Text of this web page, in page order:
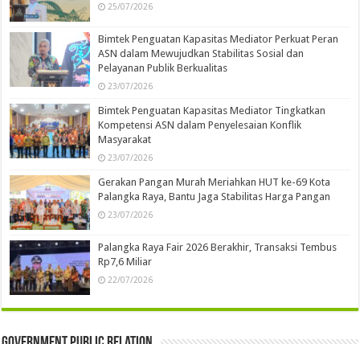
25/07/2026
Bimtek Penguatan Kapasitas Mediator Perkuat Peran
ASN dalam Mewujudkan Stabilitas Sosial dan
Pelayanan Publik Berkualitas
23/07/2026
Bimtek Penguatan Kapasitas Mediator Tingkatkan
Kompetensi ASN dalam Penyelesaian Konflik
Masyarakat
23/07/2026
Gerakan Pangan Murah Meriahkan HUT ke-69 Kota
Palangka Raya, Bantu Jaga Stabilitas Harga Pangan
23/07/2026
Palangka Raya Fair 2026 Berakhir, Transaksi Tembus
Rp7,6 Miliar
22/07/2026